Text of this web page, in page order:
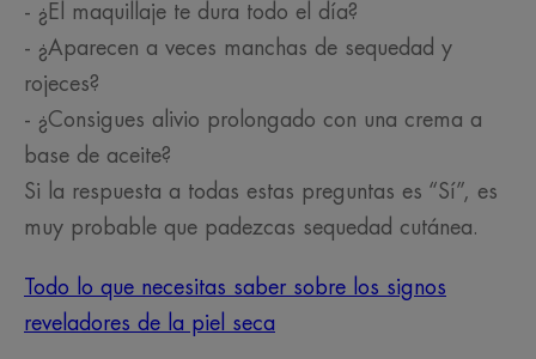
- ¿El maquillaje te dura todo el día?
- ¿Aparecen a veces manchas de sequedad y
rojeces?
- ¿Consigues alivio prolongado con una crema a
base de aceite?
Si la respuesta a todas estas preguntas es “Sí”, es
muy probable que padezcas sequedad cutánea.
Todo lo que necesitas saber sobre los signos
reveladores de la piel seca